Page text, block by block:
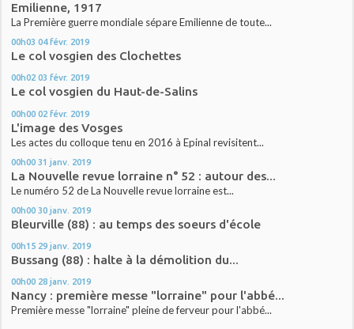
Emilienne, 1917
La Première guerre mondiale sépare Emilienne de toute...
00h03 04 févr. 2019
Le col vosgien des Clochettes
00h02 03 févr. 2019
Le col vosgien du Haut-de-Salins
00h00 02 févr. 2019
L'image des Vosges
Les actes du colloque tenu en 2016 à Epinal revisitent...
00h00 31 janv. 2019
La Nouvelle revue lorraine n° 52 : autour des...
Le numéro 52 de La Nouvelle revue lorraine est...
00h00 30 janv. 2019
Bleurville (88) : au temps des soeurs d'école
00h15 29 janv. 2019
Bussang (88) : halte à la démolition du...
00h00 28 janv. 2019
Nancy : première messe "lorraine" pour l'abbé...
Première messe "lorraine" pleine de ferveur pour l'abbé...